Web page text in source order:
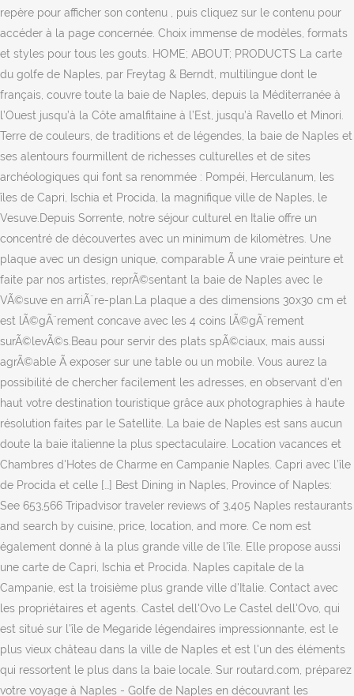
repère pour afficher son contenu , puis cliquez sur le contenu pour
accéder à la page concernée. Choix immense de modèles, formats
et styles pour tous les gouts. HOME; ABOUT; PRODUCTS La carte
du golfe de Naples, par Freytag & Berndt, multilingue dont le
français, couvre toute la baie de Naples, depuis la Méditerranée à
l’Ouest jusqu’à la Côte amalfitaine à l’Est, jusqu’à Ravello et Minori.
Terre de couleurs, de traditions et de légendes, la baie de Naples et
ses alentours fourmillent de richesses culturelles et de sites
archéologiques qui font sa renommée : Pompéi, Herculanum, les
îles de Capri, Ischia et Procida, la magnifique ville de Naples, le
Vesuve.Depuis Sorrente, notre séjour culturel en Italie offre un
concentré de découvertes avec un minimum de kilomètres. Une
plaque avec un design unique, comparable Ã une vraie peinture et
faite par nos artistes, reprÃ©sentant la baie de Naples avec le
VÃ©suve en arriÃ¨re-plan.La plaque a des dimensions 30x30 cm et
est lÃ©gÃ¨rement concave avec les 4 coins lÃ©gÃ¨rement
surÃ©levÃ©s.Beau pour servir des plats spÃ©ciaux, mais aussi
agrÃ©able Ã exposer sur une table ou un mobile. Vous aurez la
possibilité de chercher facilement les adresses, en observant d'en
haut votre destination touristique grâce aux photographies à haute
résolution faites par le Satellite. La baie de Naples est sans aucun
doute la baie italienne la plus spectaculaire. Location vacances et
Chambres d'Hotes de Charme en Campanie Naples. Capri avec l’île
de Procida et celle […] Best Dining in Naples, Province of Naples:
See 653,566 Tripadvisor traveler reviews of 3,405 Naples restaurants
and search by cuisine, price, location, and more. Ce nom est
également donné à la plus grande ville de l’île. Elle propose aussi
une carte de Capri, Ischia et Procida. Naples capitale de la
Campanie, est la troisième plus grande ville d'Italie. Contact avec
les propriétaires et agents. Castel dell'Ovo Le Castel dell'Ovo, qui
est situé sur l'île de Megaride légendaires impressionnante, est le
plus vieux château dans la ville de Naples et est l'un des éléments
qui ressortent le plus dans la baie locale. Sur routard.com, préparez
votre voyage à Naples - Golfe de Naples en découvrant les